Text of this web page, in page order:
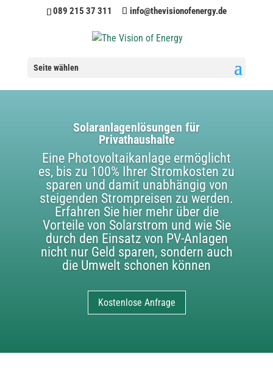
089 215 37 311 info@thevisionofenergy.de
Seite wählen
Solar­anlagen­lösungen für
Privathaushalte
Eine Photovoltaikanlage ermöglicht
es, bis zu 100% Ihrer Stromkosten zu
sparen und damit unabhängig von
steigenden Strompreisen zu werden.
Erfahren Sie hier mehr über die
Vorteile von Solarstrom und wie Sie
durch den Einsatz von PV-Anlagen
nicht nur Geld sparen, sondern auch
die Umwelt schonen können
Kostenlose Anfrage